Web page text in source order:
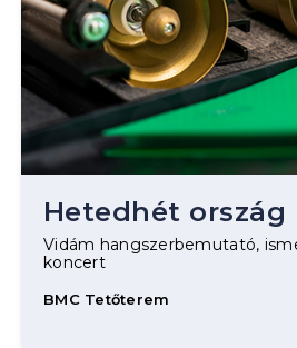
Hetedhét ország
Vidám hangszerbemutató,
koncert
BMC Tetőterem